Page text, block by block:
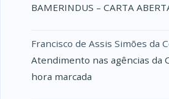
BAMERINDUS – CARTA
Francisco de Assis Simões da
Atendimento nas agências da
hora marcada